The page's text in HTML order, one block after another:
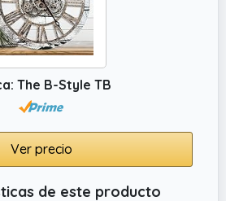
(incluye gancho).
The B-Style TB
Ver precio
de este producto